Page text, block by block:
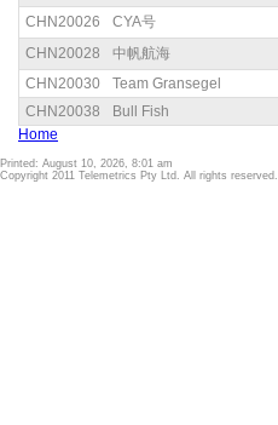
CHN20026
CYA号
CHN20028
中帆航海
CHN20030
Team Gransegel
CHN20038
Bull Fish
Home
Printed: August 10, 2026, 8:01 am
Copyright 2011 Telemetrics Pty Ltd. All rights reserved.